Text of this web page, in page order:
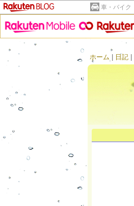
車・バイク
ホーム
日記